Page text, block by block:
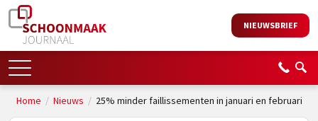
NIEUWSBRIEF
Home / Nieuws / 25% minder faillissementen in januari en februari